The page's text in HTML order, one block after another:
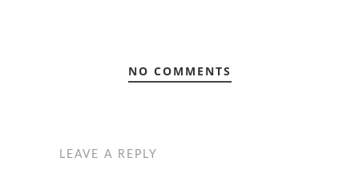
NO COMMENTS
LEAVE A REPLY